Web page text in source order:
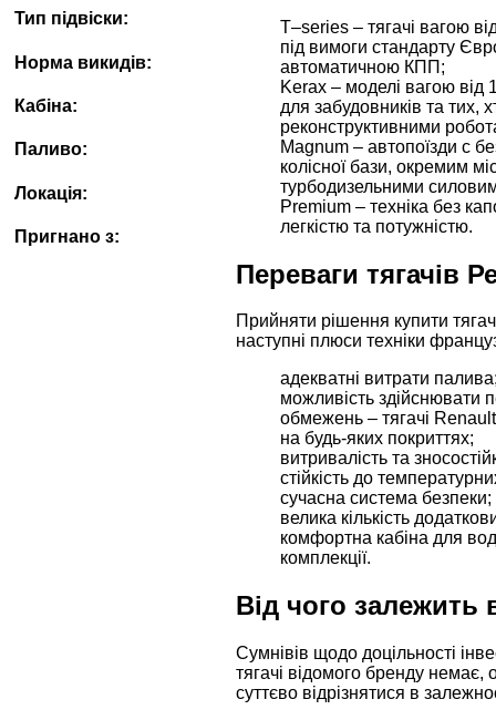
Тип підвіски:
Норма викидів:
Кабіна:
Паливо:
Локація:
Пригнано з:
T–series – тягачі вагою
під вимоги стандарту
автоматичною КПП;
Kerax – моделі вагою від
для забудовників та тих,
реконструктивними
Magnum – автопоїзди с
колісної бази, окремим
турбодизельними
Premium – техніка без
легкістю та потужністю.
Переваги тягачів
Прийняти рішення купити
наступні плюси техніки
адекватні витрати
можливість здійснювати
обмежень – тягачі
на будь-яких покриттях;
витривалість та
стійкість до
сучасна система безпеки;
велика кількість
комфортна кабіна для
комплекції.
Від чого залежить
Сумнівів щодо доцільності
тягачі відомого бренду немає,
суттєво відрізнятися в